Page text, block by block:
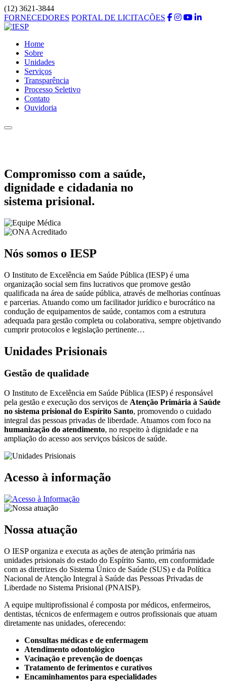
(12) 3621-3844
FORNECEDORES PORTAL DE LICITAÇÕES
Home
Sobre
Unidades
Serviços
Transparência
Processo Seletivo
Contato
Ouvidoria
Compromisso com a saúde,
dignidade e cidadania no
sistema prisional.
Nós somos o IESP
O Instituto de Excelência em Saúde Pública (IESP) é uma
organização social sem fins lucrativos que promove gestão
qualificada na área de saúde pública, através de melhorias contínuas
e parcerias. Atuando como um facilitador jurídico e burocrático na
condução de equipamentos de saúde, contamos com a estrutura
adequada para gestão completa ou colaborativa, sempre objetivando
cumprir protocolos e legislação pertinente…
Unidades Prisionais
Gestão de qualidade
O Instituto de Excelência em Saúde Pública (IESP) é responsável
pela gestão e execução dos serviços de Atenção Primária à Saúde
no sistema prisional do Espírito Santo, promovendo o cuidado
integral das pessoas privadas de liberdade. Atuamos com foco na
humanização do atendimento, no respeito à dignidade e na
ampliação do acesso aos serviços básicos de saúde.
Acesso à informação
Nossa atuação
O IESP organiza e executa as ações de atenção primária nas
unidades prisionais do estado do Espírito Santo, em conformidade
com as diretrizes do Sistema Único de Saúde (SUS) e da Política
Nacional de Atenção Integral à Saúde das Pessoas Privadas de
Liberdade no Sistema Prisional (PNAISP).
A equipe multiprofissional é composta por médicos, enfermeiros,
dentistas, técnicos de enfermagem e outros profissionais que atuam
diretamente nas unidades, oferecendo:
Consultas médicas e de enfermagem
Atendimento odontológico
Vacinação e prevenção de doenças
Tratamento de ferimentos e curativos
Encaminhamentos para especialidades